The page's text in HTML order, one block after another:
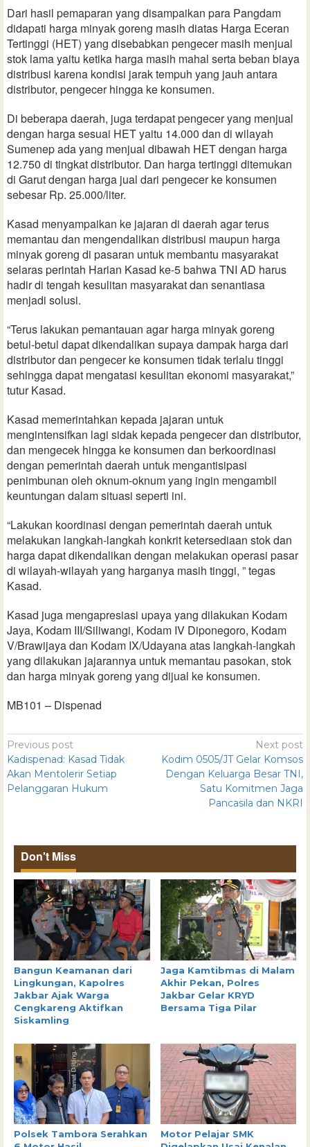
Dari hasil pemaparan yang disampaikan para Pangdam
didapati harga minyak goreng masih diatas Harga Eceran
Tertinggi (HET) yang disebabkan pengecer masih menjual
stok lama yaitu ketika harga masih mahal serta beban biaya
distribusi karena kondisi jarak tempuh yang jauh antara
distributor, pengecer hingga ke konsumen.
Di beberapa daerah, juga terdapat pengecer yang menjual
dengan harga sesuai HET yaitu 14.000 dan di wilayah
Sumenep ada yang menjual dibawah HET dengan harga
12.750 di tingkat distributor. Dan harga tertinggi ditemukan
di Garut dengan harga jual dari pengecer ke konsumen
sebesar Rp. 25.000/liter.
Kasad menyampaikan ke jajaran di daerah agar terus
memantau dan mengendalikan distribusi maupun harga
minyak goreng di pasaran untuk membantu masyarakat
selaras perintah Harian Kasad ke-5 bahwa TNI AD harus
hadir di tengah kesulitan masyarakat dan senantiasa
menjadi solusi.
“Terus lakukan pemantauan agar harga minyak goreng
betul-betul dapat dikendalikan supaya dampak harga dari
distributor dan pengecer ke konsumen tidak terlalu tinggi
sehingga dapat mengatasi kesulitan ekonomi masyarakat,”
tutur Kasad.
Kasad memerintahkan kepada jajaran untuk
mengintensifkan lagi sidak kepada pengecer dan distributor,
dan mengecek hingga ke konsumen dan berkoordinasi
dengan pemerintah daerah untuk mengantisipasi
penimbunan oleh oknum-oknum yang ingin mengambil
keuntungan dalam situasi seperti ini.
“Lakukan koordinasi dengan pemerintah daerah untuk
melakukan langkah-langkah konkrit ketersediaan stok dan
harga dapat dikendalikan dengan melakukan operasi pasar
di wilayah-wilayah yang harganya masih tinggi, ” tegas
Kasad.
Kasad juga mengapresiasi upaya yang dilakukan Kodam
Jaya, Kodam III/Siliwangi, Kodam IV Diponegoro, Kodam
V/Brawijaya dan Kodam IX/Udayana atas langkah-langkah
yang dilakukan jajarannya untuk memantau pasokan, stok
dan harga minyak goreng yang dijual ke konsumen.
MB101 – Dispenad
Previous post
Kadispenad: Kasad Tidak
Akan Mentolerir Setiap
Pelanggaran Hukum
Next post
Kodim 0505/JT Gelar Komsos
Dengan Keluarga Besar TNI,
Satu Komitmen Jaga
Pancasila dan NKRI
Don't Miss
Bangun Keamanan dari
Lingkungan, Kapolres
Jakbar Ajak Warga
Cengkareng Aktifkan
Siskamling
Jaga Kamtibmas di Malam
Akhir Pekan, Polres
Jakbar Gelar KRYD
Bersama Tiga Pilar
Polsek Tambora Serahkan
Motor Pelajar SMK